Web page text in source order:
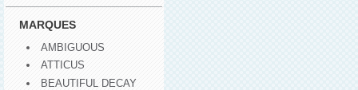
MARQUES
AMBIGUOUS
ATTICUS
BEAUTIFUL DECAY